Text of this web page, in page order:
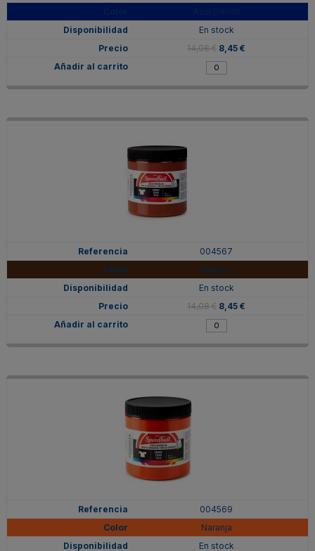
En stock
14,08 € 8,45 €
004567
Marrón
En stock
14,08 € 8,45 €
004569
Naranja
En stock